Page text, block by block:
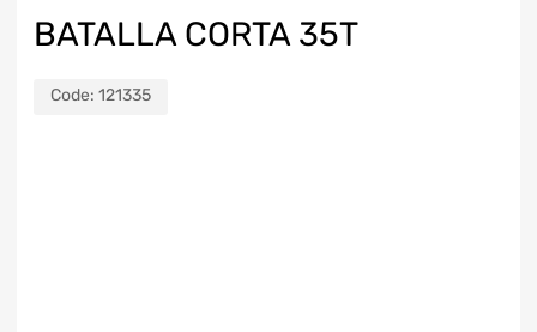
BATALLA CORTA 35T
Code: 121335